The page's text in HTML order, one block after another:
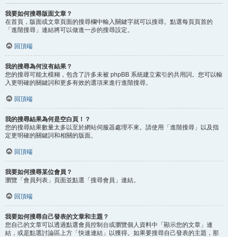
我要如何搜尋版面文章？
在首頁，版面或文章頁面的搜尋欄中輸入關鍵字就可以搜尋。點選每頁頁首的
「進階搜尋」連結將可以做進一步的搜尋設定。
回頂端
我的搜尋為何沒有結果？
您的搜尋可能太模糊，包含了許多未被 phpBB 系統建立索引的共用詞。您可以輸
入更明確的關鍵詞和更多有效的選項來進行進階搜尋。
回頂端
我的搜尋結果為何是空白頁！？
您的搜尋結果數量太多以至於網站伺服器處理不來。請使用「進階搜尋」以及指
定更明確的關鍵詞和相關的版面。
回頂端
我要如何搜尋某位會員？
瀏覽「會員列表」頁面並點選「搜尋會員」連結。
回頂端
我要如何搜尋自己發表的文章和主題？
您自己的文章可以透過點選會員控制台或瀏覽個人資料中「顯示您的文章」連
結，或是點選討論區上方「快速連結」以獲得。如果要搜尋自己發表的主題，那